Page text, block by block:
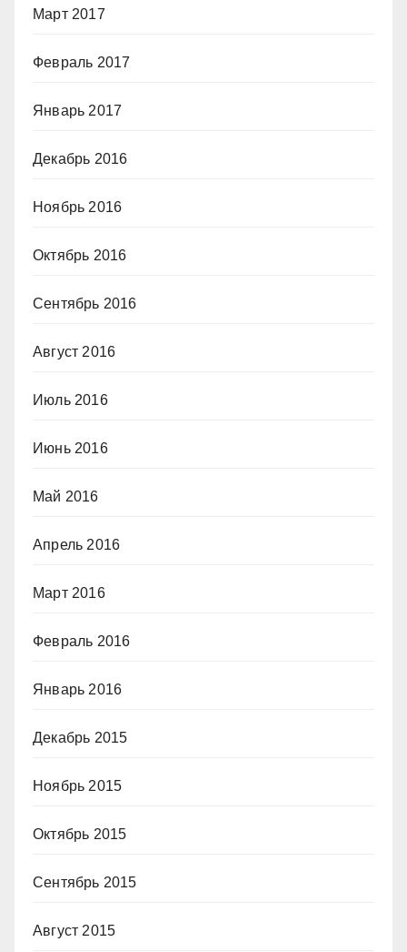
Март 2017
Февраль 2017
Январь 2017
Декабрь 2016
Ноябрь 2016
Октябрь 2016
Сентябрь 2016
Август 2016
Июль 2016
Июнь 2016
Май 2016
Апрель 2016
Март 2016
Февраль 2016
Январь 2016
Декабрь 2015
Ноябрь 2015
Октябрь 2015
Сентябрь 2015
Август 2015